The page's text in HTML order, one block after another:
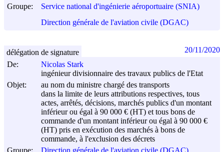
Groupe:
Service national d'ingénierie aéroportuaire (SNIA)
Direction générale de l'aviation civile (DGAC)
De:
Nicolas Stark
ingénieur divisionnaire des travaux publics de l'Etat
Objet:
au nom du ministre chargé des transports
dans la limite de leurs attributions respectives, tous
actes, arrêtés, décisions, marchés publics d'un montant
inférieur ou égal à 90 000 € (HT) et tous bons de
commande d'un montant inférieur ou égal à 90 000 €
(HT) pris en exécution des marchés à bons de
commande, à l'exclusion des décrets
Groupe:
délégation de signature 20/11/2020